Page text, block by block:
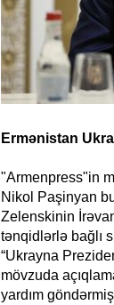
Ermənistan
"Armenpress"in
Nikol Paşinyan
Zelenskinin
tənqidlərlə bağlı
“Ukrayna
mövzuda
yardım